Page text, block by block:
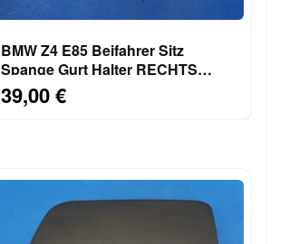
BMW Z4 E85 Beifahrer Sitz
Spange Gurt Halter RECHTS
7053848
39,00 €